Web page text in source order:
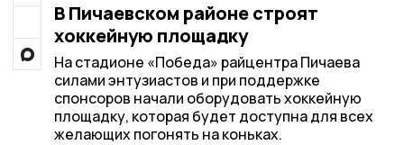
В Пичаевском районе строят
хоккейную площадку
На стадионе «Победа» райцентра Пичаева
силами энтузиастов и при поддержке
спонсоров начали оборудовать хоккейную
площадку, которая будет доступна для всех
желающих погонять на коньках.